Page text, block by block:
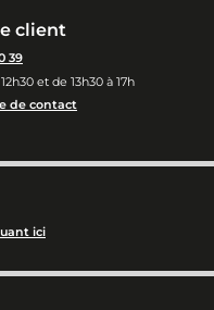
client
39
et de 13h30 à 17h
de contact
ici